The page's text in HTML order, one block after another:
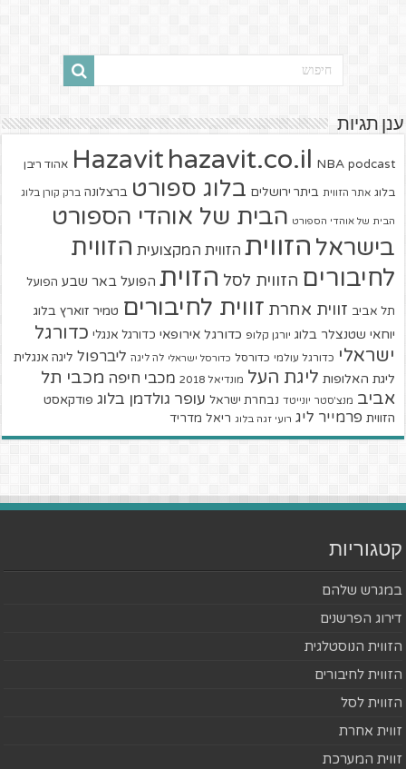
ענן תגיות
Hazavit hazavit.co.il NBA podcast אהוד ריבן
בלוג אתר הזווית ביתר ירושלים בלוג ספורט ברצלונה ברק קורן בלוג
הבית של אוהדי הספורט הבית של אוהדי הספורט
בישראל הזווית הזווית המקצועית הזווית
לחיבורים הזווית לסל הזוית הפועל באר שבע הפועל
תל אביב זווית אחרת זווית לחיבורים טמיר זוארץ בלוג
יוחאי שטנצלר בלוג יורגן קלופ כדורגל אירופאי כדורגל אנגלי כדורגל
ישראלי כדורגל עולמי כדורסל כדורסל ישראלי לה ליגה ליברפול ליגה אנגלית
ליגת האלופות ליגת העל מונדיאל 2018 מכבי חיפה מכבי תל
אביב מנצ'סטר יונייטד נבחרת ישראל עופר גולדמן בלוג פודקאסט
הזווית פרמייר ליג רועי זגה בלוג ריאל מדריד
קטגוריות
במגרש שלהם
דירוג הפרשנים
הזווית הנוסטלגית
הזווית לחיבורים
הזווית לסל
זווית אחרת
זווית המערכת